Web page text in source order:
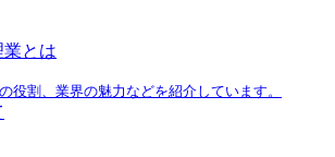
とは
役割、業界の魅力などを紹介しています。